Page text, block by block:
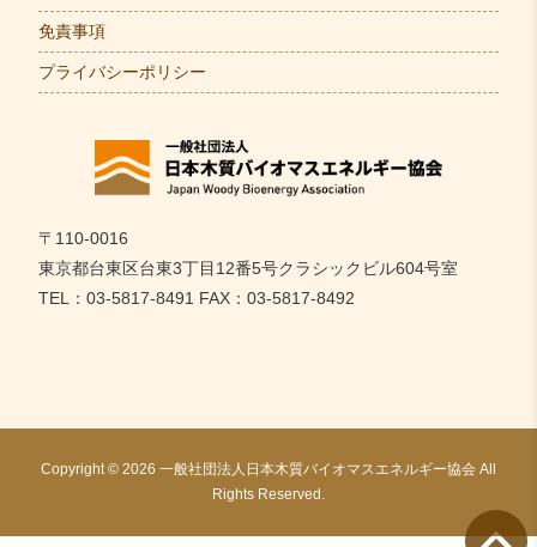
免責事項
プライバシーポリシー
〒110-0016
東京都台東区台東3丁目12番5号クラシックビル604号室
TEL：03-5817-8491 FAX：03-5817-8492
Copyright © 2026 一般社団法人日本木質バイオマスエネルギー協会 All
Rights Reserved.